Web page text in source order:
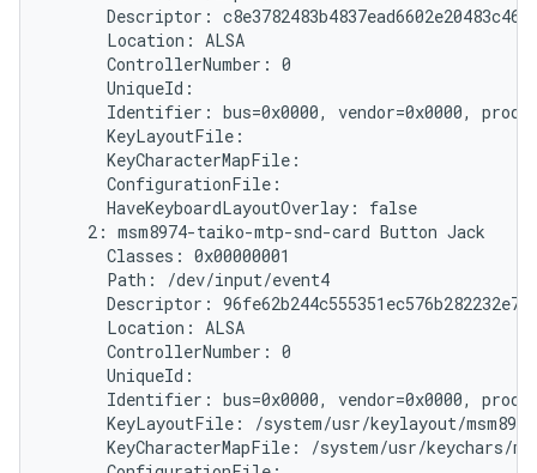
Descriptor:
      Location: ALSA
      ControllerNumber: 0
      UniqueId:
Identifier: bus=0x0000, vendor=0x0000,
      KeyLayoutFile:
      KeyCharacterMapFile:
      ConfigurationFile:
      HaveKeyboardLayoutOverlay: false
    2: msm8974-taiko-mtp-snd-card Button Jack
      Classes: 0x00000001
      Path: /dev/input/event4
Descriptor:
      Location: ALSA
      ControllerNumber: 0
      UniqueId:
Identifier: bus=0x0000, vendor=0x0000,
KeyLayoutFile: /system/usr/keylayout/
KeyCharacterMapFile: /system/usr/keychars/